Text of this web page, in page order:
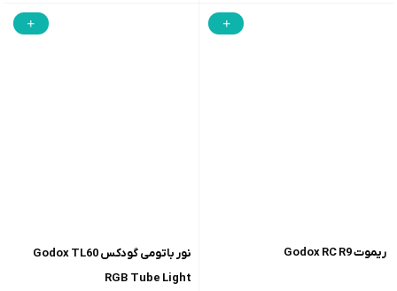
ریموت Godox RC R9
نور باتومی گودکس Godox TL60
RGB Tube Light